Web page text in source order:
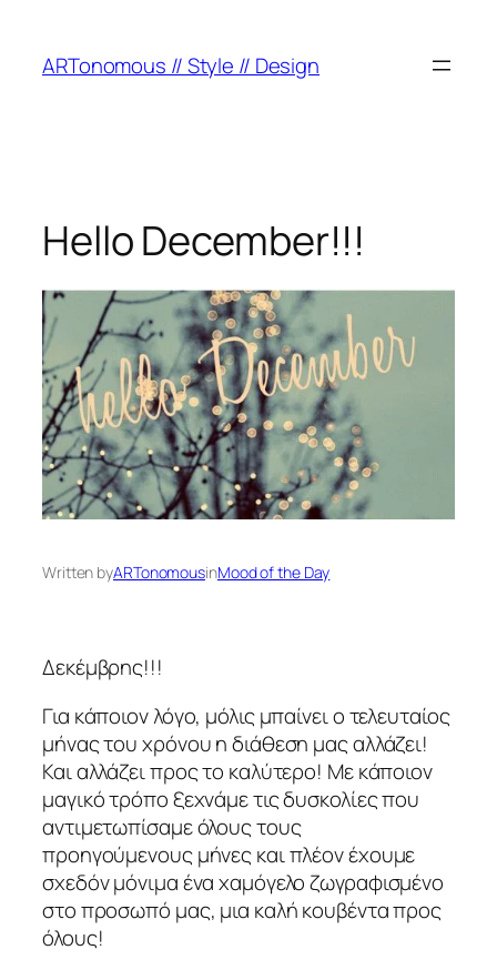
ARTonomous // Style // Design
Hello December!!!
Written byARTonomousinMood of the Day
Δεκέμβρης!!!
Για κάποιον λόγο, μόλις μπαίνει ο τελευταίος
μήνας του χρόνου η διάθεση μας αλλάζει!
Και αλλάζει προς το καλύτερο! Με κάποιον
μαγικό τρόπο ξεχνάμε τις δυσκολίες που
αντιμετωπίσαμε όλους τους
προηγούμενους μήνες και πλέον έχουμε
σχεδόν μόνιμα ένα χαμόγελο ζωγραφισμένο
στο προσωπό μας, μια καλή κουβέντα προς
όλους!